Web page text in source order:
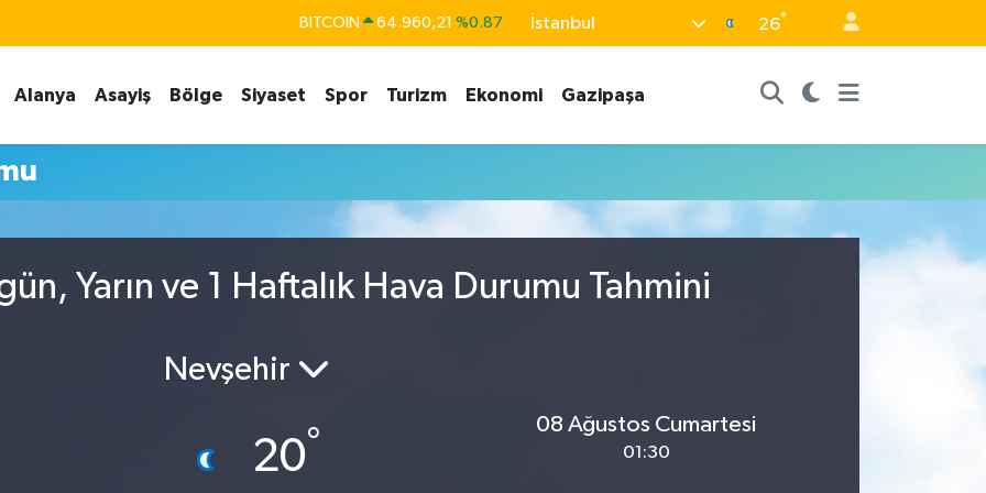
BITCOIN 64.960,21 %0.87
EURO 55,2510 %0.32
STERLİN 64,4811 %0.38
BİST100 13.779
İstanbul 26°
Alanya Asayiş Bölge Siyaset Spor Turizm Ekonomi Gazipaşa
Yarın ve 1 Haftalık Hava Durumu Tahmini
Nevşehir
20°
08 Ağustos Cumartesi
01:30